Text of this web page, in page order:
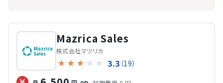
Mazrica Sales
株式会社マツリカ
★ ★ ★ ★ ★ 3.3 （19）